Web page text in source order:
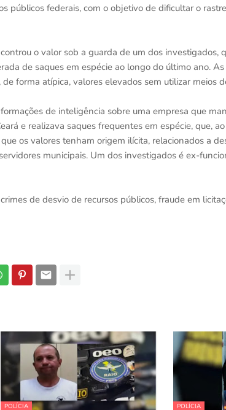
públicos federais, com o objetivo de dificultar o
o valor sob a guarda de um dos investigados,
de saques em espécie ao longo do último ano.
forma atípica, valores elevados sem utilizar meios
de inteligência sobre uma empresa que
e realizava saques frequentes em espécie, que,
os valores tenham origem ilícita, relacionados a
municipais. Um dos investigados é ex-
de desvio de recursos públicos, fraude em
POLÍCIA POLÍCIA